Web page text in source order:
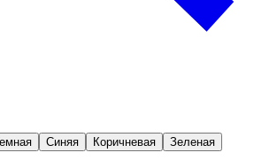
Синяя Коричневая Зеленая